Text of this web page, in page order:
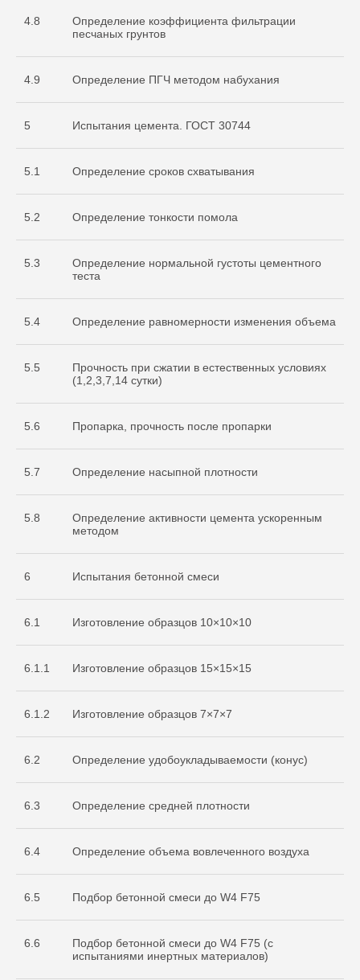
4.8
Определение коэффициента фильтрации
песчаных грунтов
4.9 Определение ПГЧ методом набухания
5 Испытания цемента. ГОСТ 30744
5.1 Определение сроков схватывания
5.2 Определение тонкости помола
5.3
Определение нормальной густоты цементного
теста
5.4 Определение равномерности изменения объема
5.5
Прочность при сжатии в естественных условиях
(1,2,3,7,14 сутки)
5.6 Пропарка, прочность после пропарки
5.7 Определение насыпной плотности
5.8
Определение активности цемента ускоренным
методом
6 Испытания бетонной смеси
6.1 Изготовление образцов 10×10×10
6.1.1 Изготовление образцов 15×15×15
6.1.2 Изготовление образцов 7×7×7
6.2 Определение удобоукладываемости (конус)
6.3 Определение средней плотности
6.4 Определение объема вовлеченного воздуха
6.5 Подбор бетонной смеси до W4 F75
6.6
Подбор бетонной смеси до W4 F75 (с
испытаниями инертных материалов)
испытательной
лаборатории
Nº ИЛ-РОС-001691. Регистрационный
Разрешительная
документация
Остались вопросы